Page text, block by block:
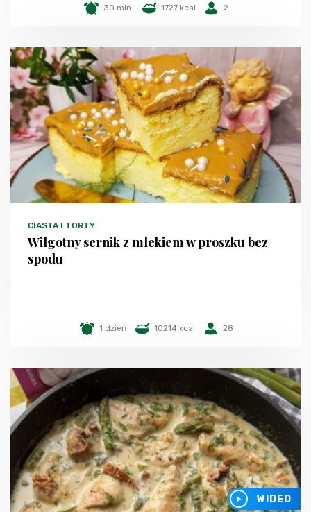
30 min. 1727 kcal 2
CIASTA I TORTY
Wilgotny sernik z mlekiem w proszku bez
spodu
1 dzień 10214 kcal 28
WIDEO